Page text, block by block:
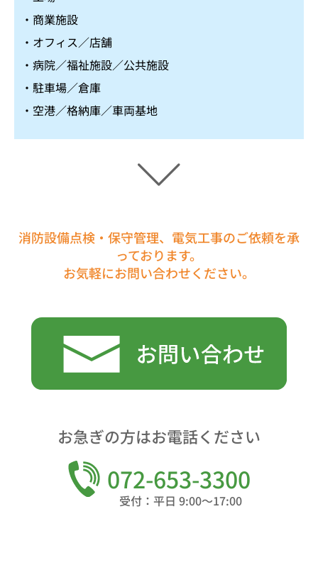
・商業施設
・オフィス／店舗
・病院／福祉施設／公共施設
・駐車場／倉庫
・空港／格納庫／車両基地
消防設備点検・保守管理、電気工事のご依頼を承
っております。
お気軽にお問い合わせください。
お急ぎの方はお電話ください
072-653-3300
受付：平日 9:00～17:00